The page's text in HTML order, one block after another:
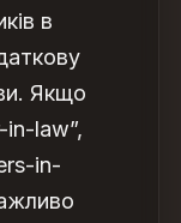
в
Якщо
law”,
in-